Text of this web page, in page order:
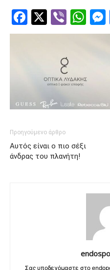
Facebook
Twitter
Viber
Προηγούμενο άρθρο
Αυτός είναι ο πιο σέξι
άνδρας του πλανήτη!
Σας υποδεχόμαστε στο